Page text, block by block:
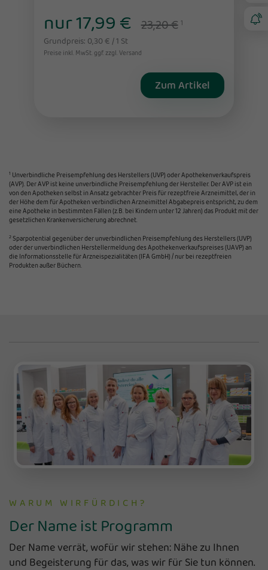
nur 17,99 € 23,20 € 1
Grundpreis: 0,30 € / 1 St
Preise inkl. MwSt. ggf. zzgl. Versand
Zum Artikel
1 Unverbindliche Preisempfehlung des Herstellers (UVP) oder Apothekenverkaufspreis
(AVP). Der AVP ist keine unverbindliche Preisempfehlung der Hersteller. Der AVP ist ein
von den Apotheken selbst in Ansatz gebrachter Preis für rezeptfreie Arzneimittel, der in
der Höhe dem für Apotheken verbindlichen Arzneimittel Abgabepreis entspricht, zu dem
eine Apotheke in bestimmten Fällen (z.B. bei Kindern unter 12 Jahren) das Produkt mit der
gesetzlichen Krankenversicherung abrechnet.
2Sparpotential gegenüber der unverbindlichen Preisempfehlung des Herstellers (UVP)
oder der unverbindlichen Herstellermeldung des Apothekenverkaufspreises (UAVP) an
die Informationsstelle für Arzneispezialitäten (IFA GmbH) / nur bei rezeptfreien
Produkten außer Büchern.
WARUM WIRFÜRDICH?
Der Name ist Programm
Der Name verrät, wofür wir stehen: Nähe zu Ihnen
und Begeisterung für das, was wir für Sie tun können.